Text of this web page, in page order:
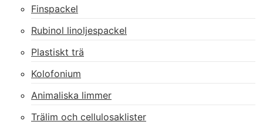
Finspackel
Rubinol linoljespackel
Plastiskt trä
Kolofonium
Animaliska limmer
Trälim och cellulosaklister